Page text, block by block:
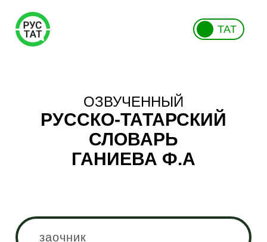
ТАТ
ОЗВУЧЕННЫЙ
РУССКО-ТАТАРСКИЙ
СЛОВАРЬ
ГАНИЕВА Ф.А